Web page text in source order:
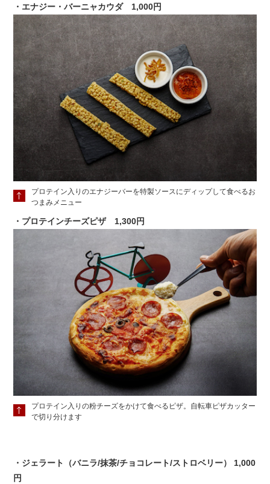
・エナジー・バーニャカウダ 1,000円
プロテイン入りのエナジーバーを特製ソースにディップして食べるお
つまみメニュー
・プロテインチーズピザ 1,300円
プロテイン入りの粉チーズをかけて食べるピザ。自転車ピザカッター
で切り分けます
・ジェラート（バニラ/抹茶/チョコレート/ストロベリー） 1,000
円